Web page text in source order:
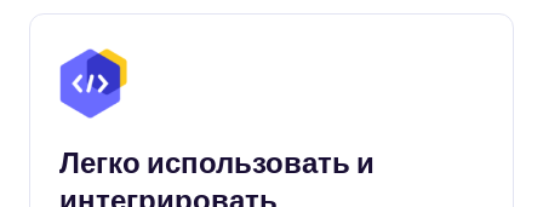
Легко использовать и